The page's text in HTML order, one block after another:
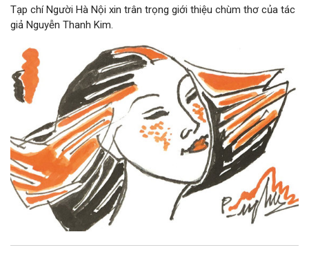
Tạp chí Người Hà Nội xin trân trọng giới thiệu chùm thơ của tác
giả Nguyễn Thanh Kim.